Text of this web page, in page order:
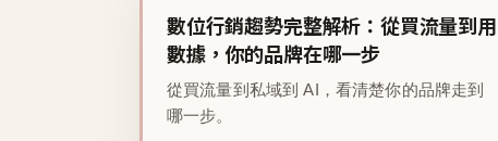
數位行銷趨勢完整解析：從買流量到用
數據，你的品牌在哪一步
從買流量到私域到 AI，看清楚你的品牌走到
哪一步。